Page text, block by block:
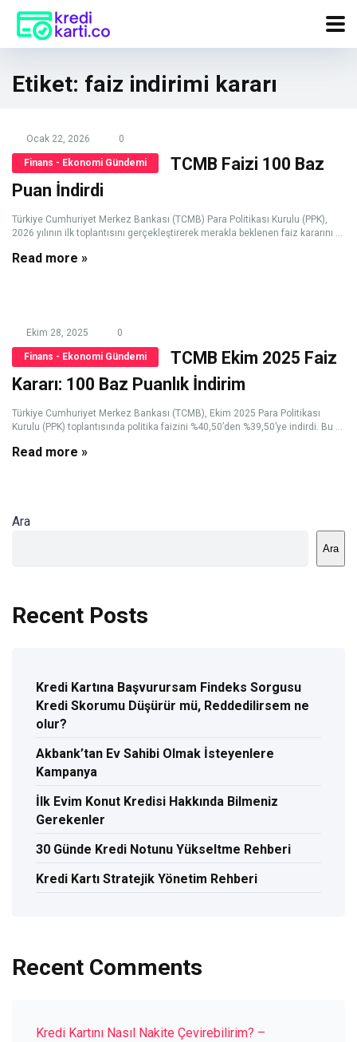
Etiket: faiz indirimi kararı
Ocak 22, 2026 0
Finans - Ekonomi Gündemi
TCMB Faizi 100 Baz
Puan İndirdi
Türkiye Cumhuriyet Merkez Bankası (TCMB) Para Politikası Kurulu (PPK),
2026 yılının ilk toplantısını gerçekleştirerek merakla beklenen faiz kararını ...
Read more »
Ekim 28, 2025 0
Finans - Ekonomi Gündemi
TCMB Ekim 2025 Faiz
Kararı: 100 Baz Puanlık İndirim
Türkiye Cumhuriyet Merkez Bankası (TCMB), Ekim 2025 Para Politikası
Kurulu (PPK) toplantısında politika faizini %40,50’den %39,50’ye indirdi. Bu ...
Read more »
Ara
Ara
Recent Posts
Kredi Kartına Başvurursam Findeks Sorgusu
Kredi Skorumu Düşürür mü, Reddedilirsem ne
olur?
Akbank’tan Ev Sahibi Olmak İsteyenlere
Kampanya
İlk Evim Konut Kredisi Hakkında Bilmeniz
Gerekenler
30 Günde Kredi Notunu Yükseltme Rehberi
Kredi Kartı Stratejik Yönetim Rehberi
Recent Comments
Kredi Kartını Nasıl Nakite Çevirebilirim? –